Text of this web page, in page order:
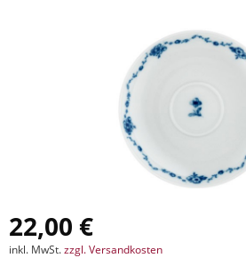
22,00 €
inkl. MwSt.zzgl. Versandkosten